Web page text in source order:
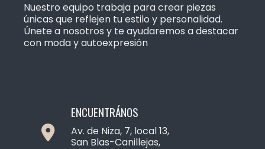
Nuestro equipo trabaja para crear piezas
únicas que reflejen tu estilo y personalidad.
Únete a nosotros y te ayudaremos a destacar
con moda y autoexpresión
ENCUENTRÁNOS
Av. de Niza, 7, local 13,
San Blas-Canillejas,